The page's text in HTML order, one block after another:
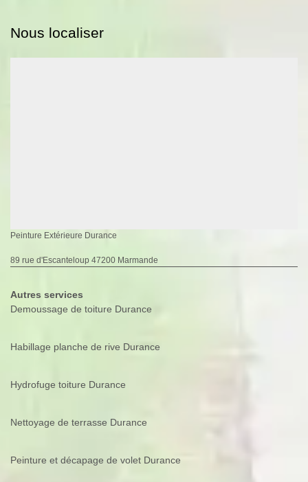
Nous localiser
Peinture Extérieure Durance
89 rue d'Escanteloup 47200 Marmande
Autres services
Demoussage de toiture Durance
Habillage planche de rive Durance
Hydrofuge toiture Durance
Nettoyage de terrasse Durance
Peinture et décapage de volet Durance